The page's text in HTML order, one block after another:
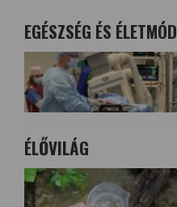
EGÉSZSÉG ÉS ÉLETMÓD
ÉLŐVILÁG